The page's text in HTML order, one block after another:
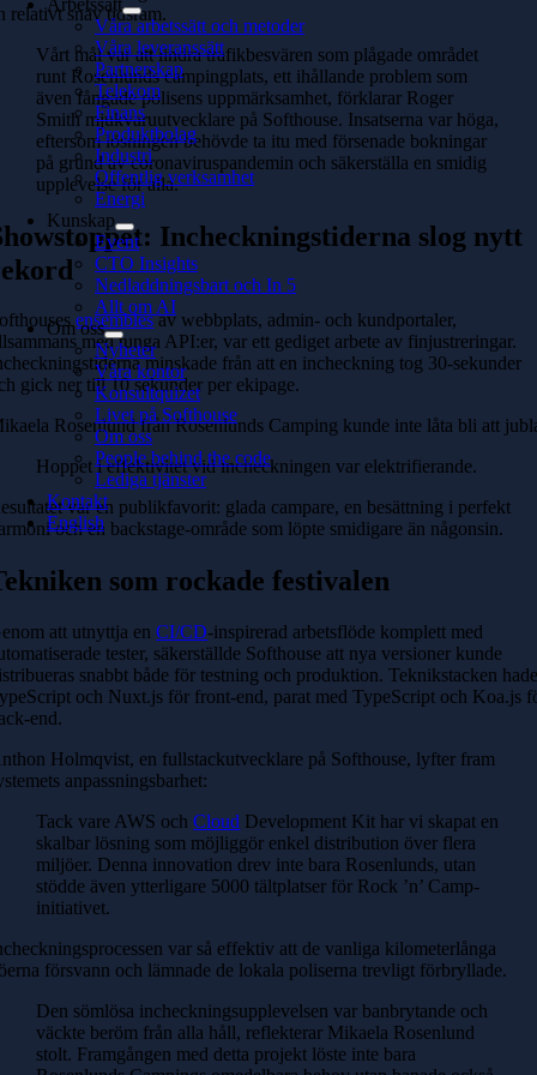
Arbetssätt
Våra arbetssätt och metoder
Våra leveranssätt
Partnerskap
Telekom
Finans
Produktbolag
Industri
Offentlig verksamhet
Energi
Kunskap
Event
CTO Insights
Nedladdningsbart och In 5
Allt om AI
Om oss
Nyheter
Våra kontor
Konsultquizet
Livet på Softhouse
Om oss
People behind the code
Lediga tjänster
Kontakt
English
relativt snäv tidsram.
Vårt mål var att lindra trafikbesvären som plågade området
runt Rosenlunds campingplats, ett ihållande problem som
även fångade polisens uppmärksamhet, förklarar Roger
Smith mjukvaruutvecklare på Softhouse. Insatserna var höga,
eftersom lösningen behövde ta itu med försenade bokningar
på grund av coronaviruspandemin och säkerställa en smidig
upplevelse för alla.
Incheckningstiderna slog nytt
ensemblesav webbplats, admin- och kundportaler,
med tunga API:er, var ett gediget arbete av finjustreringar.
minskade från att en incheckning tog 30-sekunder
gick ner till 10 sekunder per ekipage.
Rosenlund från Rosenlunds Camping kunde inte låta bli att
Hoppet i effektivitet vid incheckningen var elektrifierande.
var en publikfavorit: glada campare, en besättning i perfekt
och en backstage-område som löpte smidigare än någonsin.
som rockade festivalen
att utnyttja enCI/CD-inspirerad arbetsflöde komplett med
tester, säkerställde Softhouse att nya versioner kunde
snabbt både för testning och produktion. Teknikstacken
och Nuxt.js för front-end, parat med TypeScript och Koa.js
end.
Holmqvist, en fullstackutvecklare på Softhouse, lyfter fram
anpassningsbarhet:
Tack vare AWS ochCloud Development Kit har vi skapat en
skalbar lösning som möjliggör enkel distribution över flera
miljöer. Denna innovation drev inte bara Rosenlunds, utan
stödde även ytterligare 5000 tältplatser för Rock ’n’ Camp-
initiativet.
var så effektiv att de vanliga kilometerlånga
försvann och lämnade de lokala poliserna trevligt förbryllade.
Den sömlösa incheckningsupplevelsen var banbrytande och
väckte beröm från alla håll, reflekterar Mikaela Rosenlund
stolt. Framgången med detta projekt löste inte bara